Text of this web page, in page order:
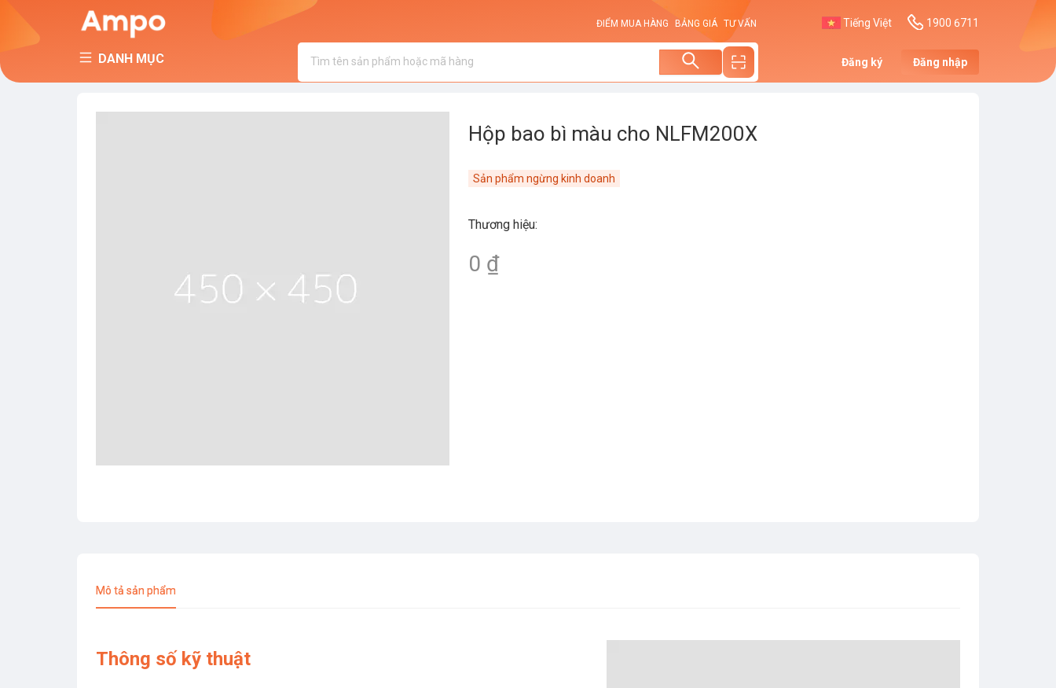
ĐIỂM MUA HÀNG BẢNG GIÁ TƯ VẤN Tiếng Việt 1900 6711
DANH MỤC Đăng ký Đăng nhập
Hộp bao bì màu cho NLFM200X
Sản phẩm ngừng kinh doanh
Thương hiệu:
0 ₫
Mô tả sản phẩm
Thông số kỹ thuật